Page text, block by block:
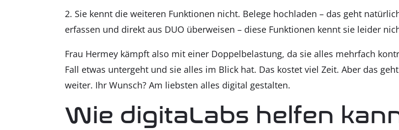
Sie kennt die wei­te­ren Funk­tio­nen nicht. Bele­ge hoch­la­den – das geht
erfas­sen und direkt aus DUO über­wei­sen – die­se Funk­tio­nen kennt sie lei­der
Frau Her­mey kämpft also mit einer Dop­pel­be­las­tung, da sie alles mehr­fach
Fall etwas unter­geht und sie alles im Blick hat. Das kos­tet viel Zeit. Aber das
wei­ter. Ihr Wunsch? Am liebs­ten alles digi­tal gestal­ten.
Wie digi­taL­abs hel­fen